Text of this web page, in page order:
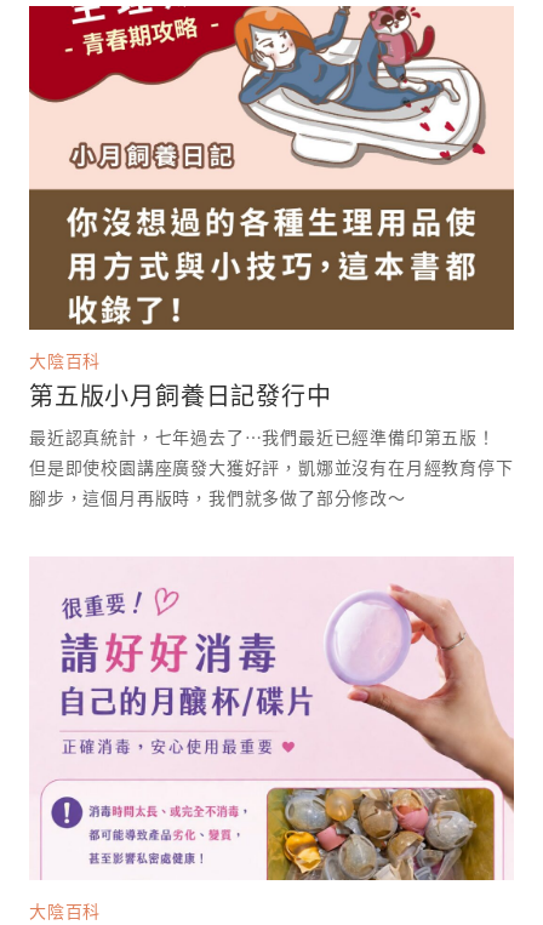
大陰百科
第五版小月飼養日記發行中
最近認真統計，七年過去了⋯我們最近已經準備印第五版！
但是即使校園講座廣發大獲好評，凱娜並沒有在月經教育停下
腳步，這個月再版時，我們就多做了部分修改～
大陰百科